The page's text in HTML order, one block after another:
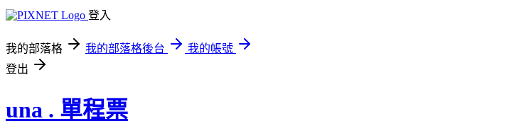
登入
我的部落格 我的部落格後台
我的帳號
登出
una . 單程票